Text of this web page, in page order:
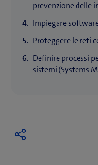
prevenzione delle
Impiegare
Proteggere le reti
Definire processi
sistemi (Systems